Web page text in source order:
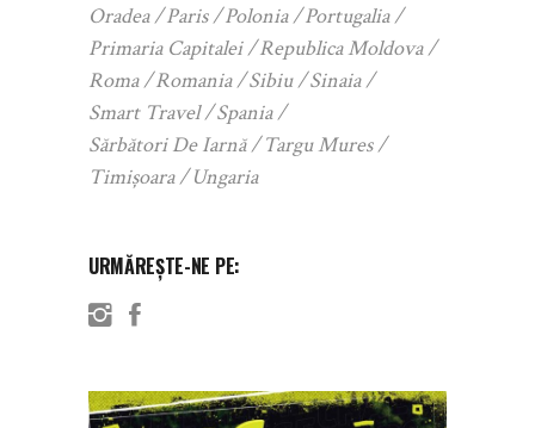
Oradea
Paris Polonia
Portugalia
Primaria Capitalei
Republica Moldova
Roma
Romania Sibiu
Sinaia
Smart Travel
Spania
Sărbători De Iarnă
Targu Mures
Timișoara
Ungaria
URMĂREȘTE-NE PE: